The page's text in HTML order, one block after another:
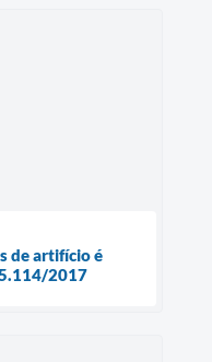
de artifício é
2017